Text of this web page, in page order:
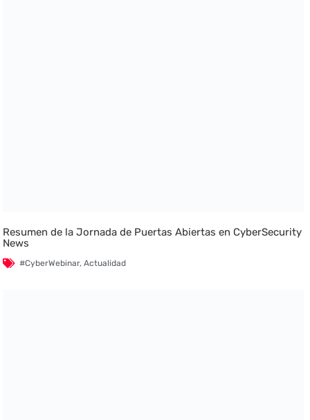
Resumen de la Jornada de Puertas Abiertas en CyberSecurity
News
#CyberWebinar,Actualidad